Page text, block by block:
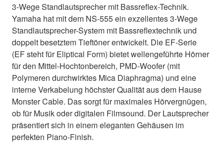
3-Wege Standlautsprecher mit Bassreflex-Technik.
Yamaha hat mit dem NS-555 ein exzellentes 3-Wege
Standlautsprecher-System mit Bassreflextechnik und
doppelt besetztem Tieftöner entwickelt. Die EF-Serie
(EF steht für Eliptical Form) bietet wellengeführte Hörner
für den Mittel-Hochtonbereich, PMD-Woofer (mit
Polymeren durchwirktes Mica Diaphragma) und eine
interne Verkabelung höchster Qualität aus dem Hause
Monster Cable. Das sorgt für maximales Hörvergnügen,
ob für Musik oder digitalen Filmsound. Der Lautsprecher
präsentiert sich in einem eleganten Gehäusen im
perfekten Piano-Finish.